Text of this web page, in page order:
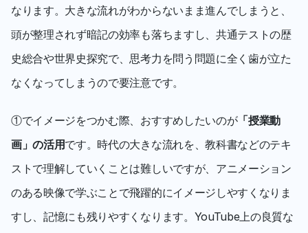
なります。大きな流れがわからないまま進んでしまうと、
頭が整理されず暗記の効率も落ちますし、共通テストの歴
史総合や世界史探究で、思考力を問う問題に全く歯が立た
なくなってしまうので要注意です。
①でイメージをつかむ際、おすすめしたいのが「授業動
画」の活用です。時代の大きな流れを、教科書などのテキ
ストで理解していくことは難しいですが、アニメーション
のある映像で学ぶことで飛躍的にイメージしやすくなりま
すし、記憶にも残りやすくなります。YouTube上の良質な